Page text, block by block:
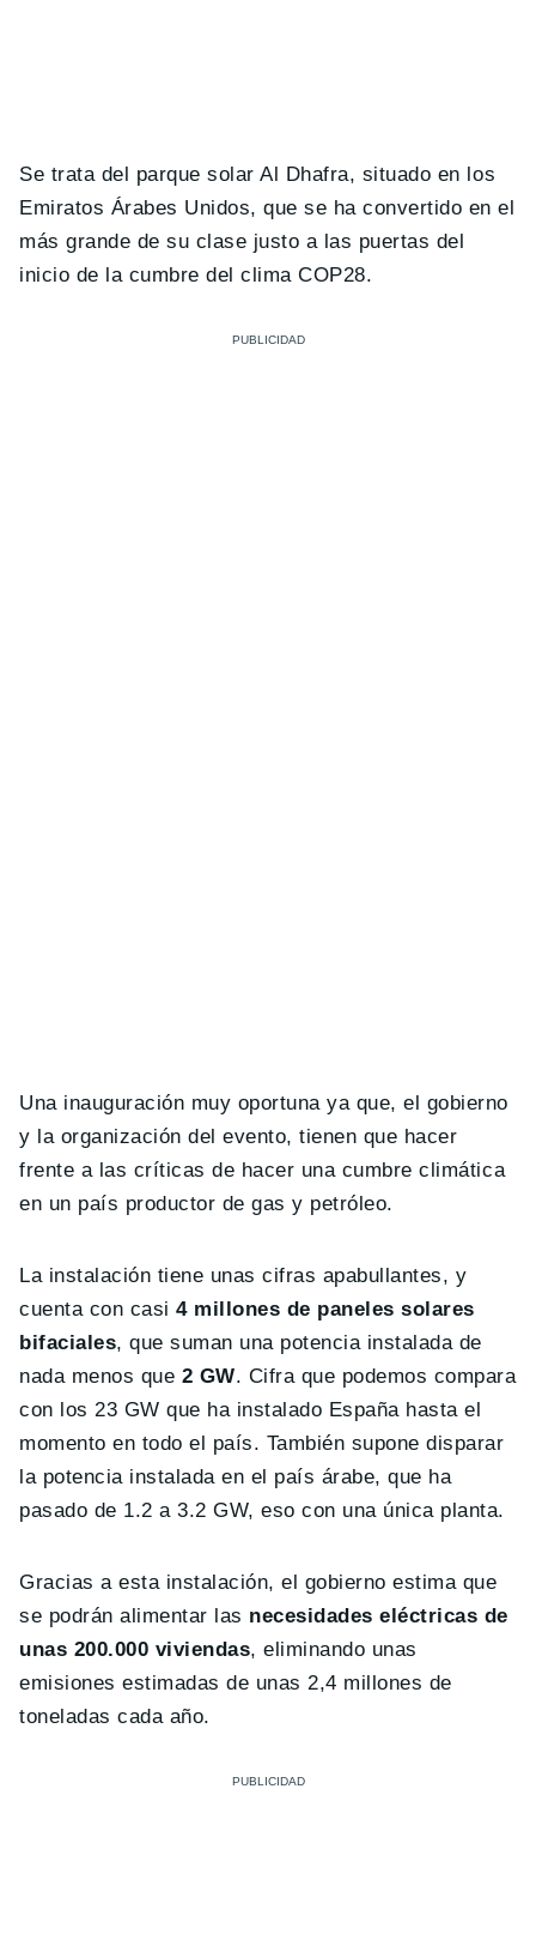
Se trata del parque solar Al Dhafra, situado en los
Emiratos Árabes Unidos, que se ha convertido en el
más grande de su clase justo a las puertas del
inicio de la cumbre del clima COP28.
Una inauguración muy oportuna ya que, el gobierno
y la organización del evento, tienen que hacer
frente a las críticas de hacer una cumbre climática
en un país productor de gas y petróleo.
La instalación tiene unas cifras apabullantes, y
cuenta con casi4 millones de paneles solares
bifaciales, que suman una potencia instalada de
nada menos que 2 GW. Cifra que podemos compara
con los 23 GW que ha instalado España hasta el
momento en todo el país. También supone disparar
la potencia instalada en el país árabe, que ha
pasado de 1.2 a 3.2 GW, eso con una única planta.
Gracias a esta instalación, el gobierno estima que
se podrán alimentar las necesidades eléctricas de
unas 200.000 viviendas, eliminando unas
emisiones estimadas de unas 2,4 millones de
toneladas cada año.